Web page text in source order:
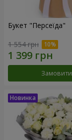
Букет "Персеїда"
1 554 грн
Замовити